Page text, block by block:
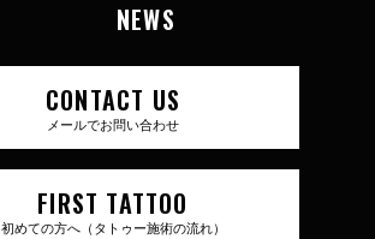
NEWS
CONTACT US
メールでお問い合わせ
FIRST TATTOO
初めての方へ（タトゥー施術の流れ）